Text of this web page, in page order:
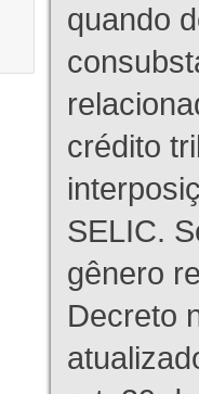
quando
crédito
SELIC.
gênero
Decreto